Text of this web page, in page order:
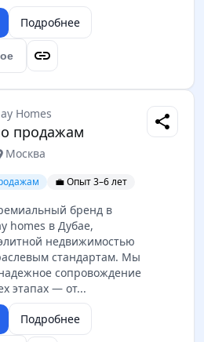
Подробнее
link
Homes
продажам
Москва
💼 Опыт 3–6 лет
бренд в
homes в Дубае,
недвижимостью
стандартам. Мы
сопровождение
этапах — от...
Подробнее
share